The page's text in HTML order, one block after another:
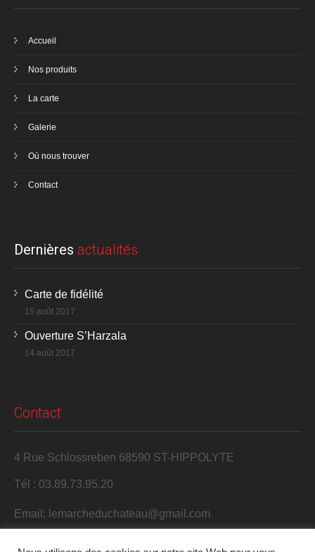
Accueil
Nos produits
La carte
Galerie
Où nous trouver
Contact
Dernières actualités
Carte de fidélité
15 août 2017
Ouverture S’Harzala
14 août 2017
Contact
4 Rue Schlossreben 68590 ST-HIPPOLYTE
Tél : 03.89.73.95.20
Email: lemarcheduchateau@gmail.com